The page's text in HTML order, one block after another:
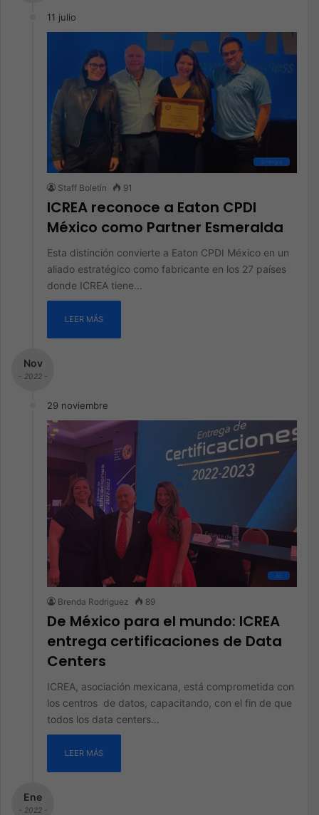
11 julio
Energía
Staff Boletín 91
ICREA reconoce a Eaton CPDI
México como Partner Esmeralda
Esta distinción convierte a Eaton CPDI México en un
aliado estratégico como fabricante en los 27 países
donde ICREA tiene…
LEER MÁS
Nov
- 2022 -
29 noviembre
All
Brenda Rodriguez 89
De México para el mundo: ICREA
entrega certificaciones de Data
Centers
ICREA, asociación mexicana, está comprometida con
los centros de datos, capacitando, con el fin de que
todos los data centers…
LEER MÁS
Ene
- 2022 -